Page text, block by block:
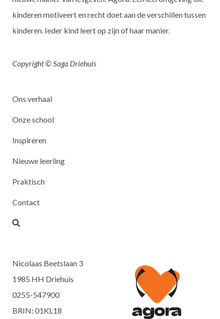
kinderen motiveert en recht doet aan de verschillen tussen
kinderen. Ieder kind leert op zijn of haar manier.
Copyright © Saga Driehuis
Ons verhaal
Onze school
Inspireren
Nieuwe leerling
Praktisch
Contact
Nicolaas Beetslaan 3
1985 HH Driehuis
0255-547900
BRIN: 01KL18